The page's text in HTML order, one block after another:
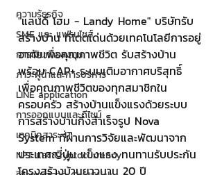
ความรู้ธุรกิจ
SME และ แฟรนไชส์
การเงินการลงทุน
ภาวะผู้นำและการบริหาร
LINE application
การออกแบบและดีไซน์
เทคนิคสาระ IT
NFT และ Cryptocurrency
"แลนดี้ โฮม - Landy Home" บริษัทรับ
สร้างบ้าน ที่โดดเด่นด้วยเทคโนโลยีการอยู่
อาศัยเพื่อคุณภาพชีวิต รับสร้างบ้าน
พร้อม CAP+ ระบบเติมอากาศบริสุทธิ์
เพื่อคุณภาพชีวิตของทุกสมาชิกใน
ครอบครัว สร้างบ้านแข็งแรงด้วยระบบ
การสร้างบ้านกึ่งสำเร็จรูป Nova
System ที่ผ่านการวิจัยและพัฒนาจาก
ประเทศญี่ปุ่น แข็งแรง ทนทานรับประกัน
โครงสร้างบ้านยาวนาน 20 ปี